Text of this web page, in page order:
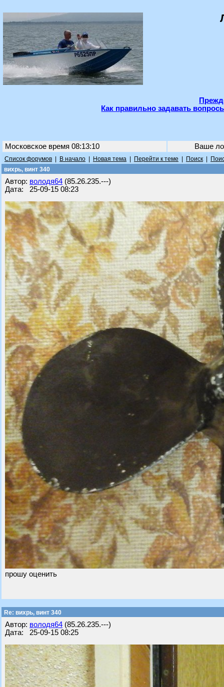
Как правильно задавать
Московское время 08:13:10 Ваше
Список форумов В начало Новая тема Перейти к теме Поиск
вихрь, винт 340
Автор: володя64 (85.26.235.---)
Дата: 25-09-15 08:23
прошу оценить
Re: вихрь, винт 340
Автор: володя64 (85.26.235.---)
Дата: 25-09-15 08:25